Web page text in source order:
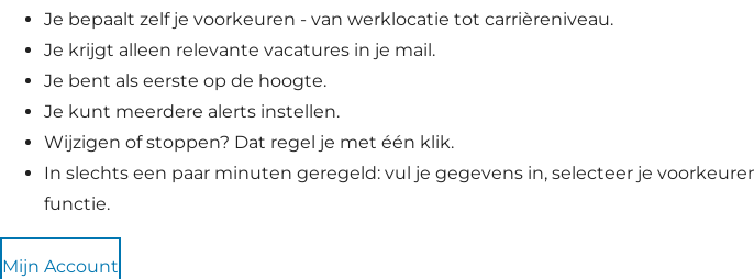
Je bepaalt zelf je voorkeuren - van werklocatie tot carrièreniveau.
Je krijgt alleen relevante vacatures in je mail.
Je bent als eerste op de hoogte.
Je kunt meerdere alerts instellen.
Wijzigen of stoppen? Dat regel je met één klik.
In slechts een paar minuten geregeld: vul je gegevens in, selecteer je
functie.
Mijn Account